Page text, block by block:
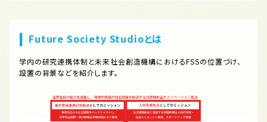
Future Society Studioとは
学内の研究連携体制と未来社会創造機構におけるFSSの位置づけ、
設置の背景などを紹介します。